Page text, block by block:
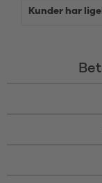
Kunder har